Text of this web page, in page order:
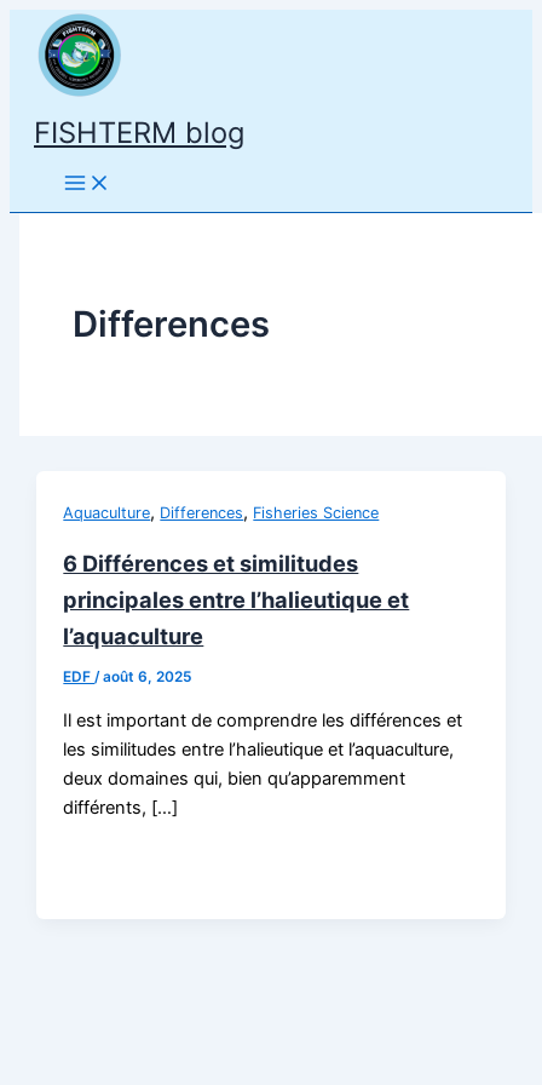
contenu
FISHTERM blog
Differences
Aquaculture, Differences, Fisheries Science
6 Différences et similitudes
principales entre l’halieutique et
l’aquaculture
EDF/août 6, 2025
Il est important de comprendre les différences et
les similitudes entre l’halieutique et l’aquaculture,
deux domaines qui, bien qu’apparemment
différents, […]